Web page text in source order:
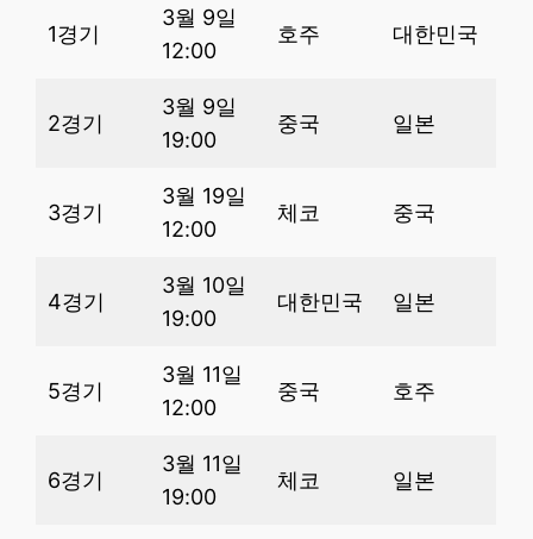
1경기
3월 9일
12:00
호주 대한민국
2경기
3월 9일
19:00
중국 일본
3경기
3월 19일
12:00
체코 중국
4경기
3월 10일
19:00
대한민국 일본
5경기
3월 11일
12:00
중국 호주
6경기
3월 11일
19:00
체코 일본